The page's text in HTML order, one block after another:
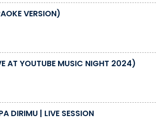
VERSION)
AT YOUTUBE MUSIC NIGHT 2024)
DIRIMU | LIVE SESSION